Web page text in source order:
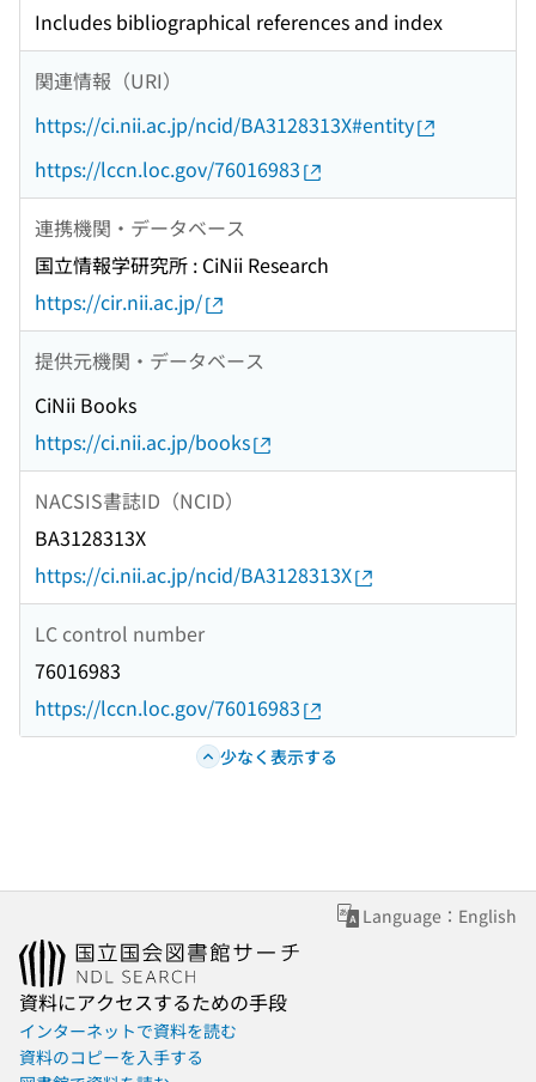
Includes bibliographical references and index
関連情報（URI）
https://ci.nii.ac.jp/ncid/BA3128313X#entity
https://lccn.loc.gov/76016983
連携機関・データベース
国立情報学研究所 : CiNii Research
https://cir.nii.ac.jp/
提供元機関・データベース
CiNii Books
https://ci.nii.ac.jp/books
NACSIS書誌ID（NCID）
BA3128313X
https://ci.nii.ac.jp/ncid/BA3128313X
LC control number
76016983
https://lccn.loc.gov/76016983
少なく表示する
Language：English
資料にアクセスするための手段
インターネットで資料を読む
資料のコピーを入手する